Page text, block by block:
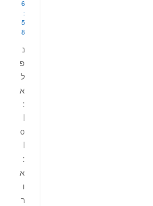
6
:
5
8
נ
פ
ל
א
:
l
o
l
:
א
ו
ר